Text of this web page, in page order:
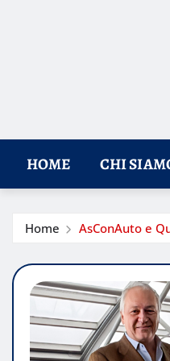
HOME CHI
Home AsConAuto e